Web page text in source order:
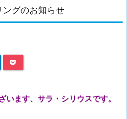
ングのお知らせ
います、サラ・シリウスです。